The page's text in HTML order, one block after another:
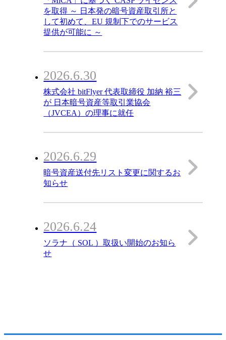
を取得 ～ 日本発の暗号資産取引所と
して初めて、EU 規制下でのサービス
提供が可能に ～
2026.6.30
株式会社 bitFlyer 代表取締役 加納 裕三
が 日本暗号資産等取引業協会
（JVCEA）の理事に就任
2026.6.29
暗号資産送付先リスト変更に関するお
知らせ
2026.6.24
ソラナ（ SOL ）取扱い開始のお知ら
せ